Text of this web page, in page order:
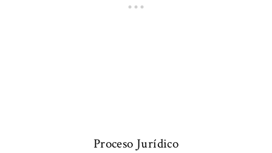
Proceso Jurídico